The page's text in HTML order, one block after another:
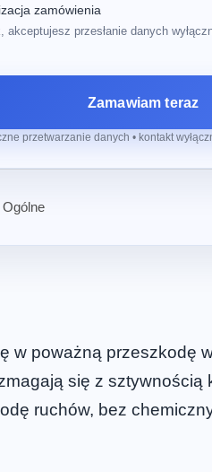
zamówienia
akceptujesz przesłanie danych
Zamawiam teraz
przetwarzanie danych • kontakt
w poważną przeszkodę
się z sztywnością
ruchów, bez